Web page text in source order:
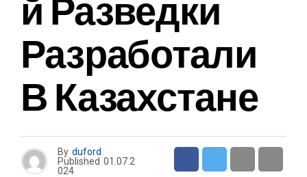
Й Разведки
Разработали
В Казахстане
By duford
Published 01.07.2
024